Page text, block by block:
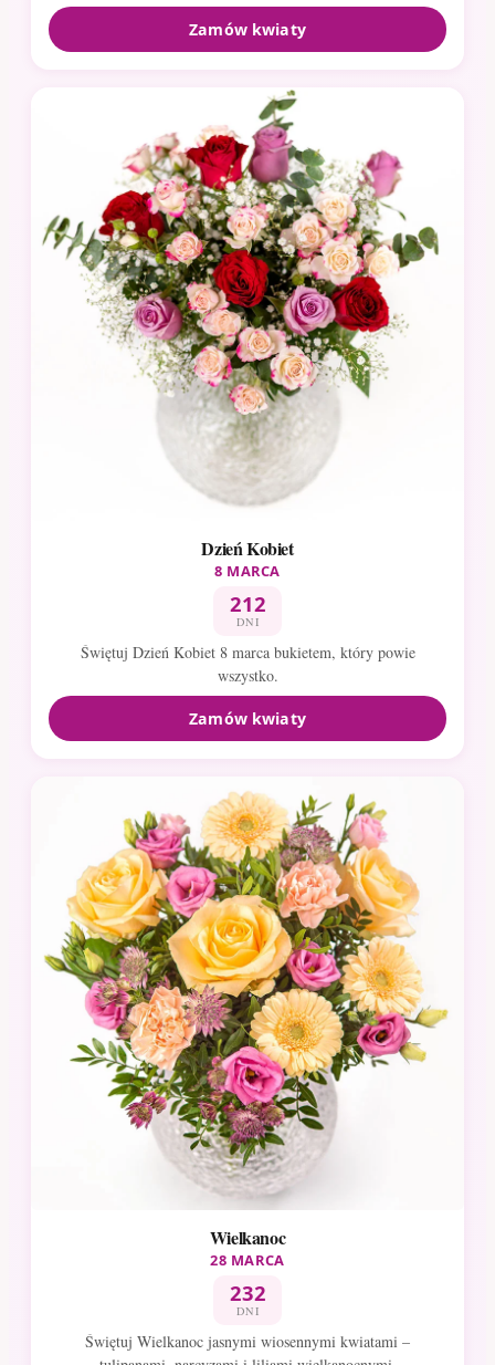
Zamów kwiaty
Dzień Kobiet
8 MARCA
212
DNI
Świętuj Dzień Kobiet 8 marca bukietem, który powie
wszystko.
Zamów kwiaty
Wielkanoc
28 MARCA
232
DNI
Świętuj Wielkanoc jasnymi wiosennymi kwiatami –